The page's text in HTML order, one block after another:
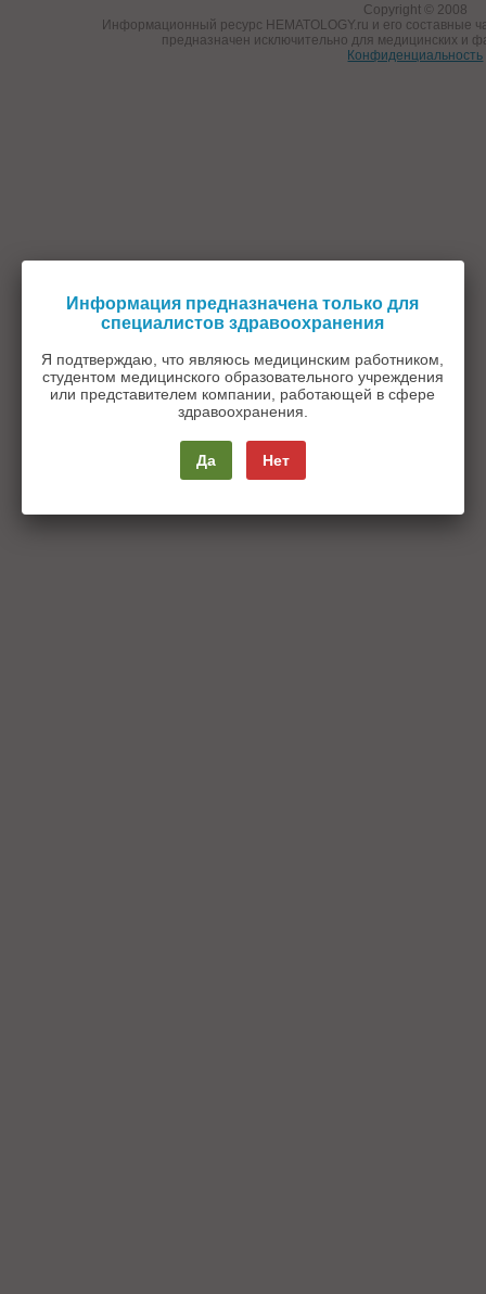
Copyright © 2008
Информационный ресурс HEMATOLOGY.ru и его составные
предназначен исключительно для медицинских и
Конфиденциальность
Информация предназначена только для
специалистов здравоохранения
Я подтверждаю, что являюсь медицинским работником,
студентом медицинского образовательного учреждения
или представителем компании, работающей в сфере
здравоохранения.
Да Нет